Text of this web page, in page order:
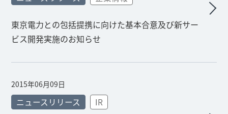
東京電力との包括提携に向けた基本合意及び新サー
ビス開発実施のお知らせ
2015年06月09日
ニュースリリース IR